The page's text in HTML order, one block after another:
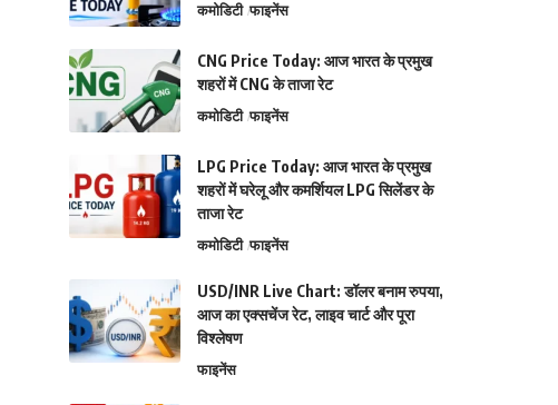
कमोडिटी फाइनेंस
CNG Price Today: आज भारत के प्रमुख
शहरों में CNG के ताजा रेट
कमोडिटी फाइनेंस
LPG Price Today: आज भारत के प्रमुख
शहरों में घरेलू और कमर्शियल LPG सिलेंडर के
ताजा रेट
कमोडिटी फाइनेंस
USD/INR Live Chart: डॉलर बनाम रुपया,
आज का एक्सचेंज रेट, लाइव चार्ट और पूरा
विश्लेषण
फाइनेंस